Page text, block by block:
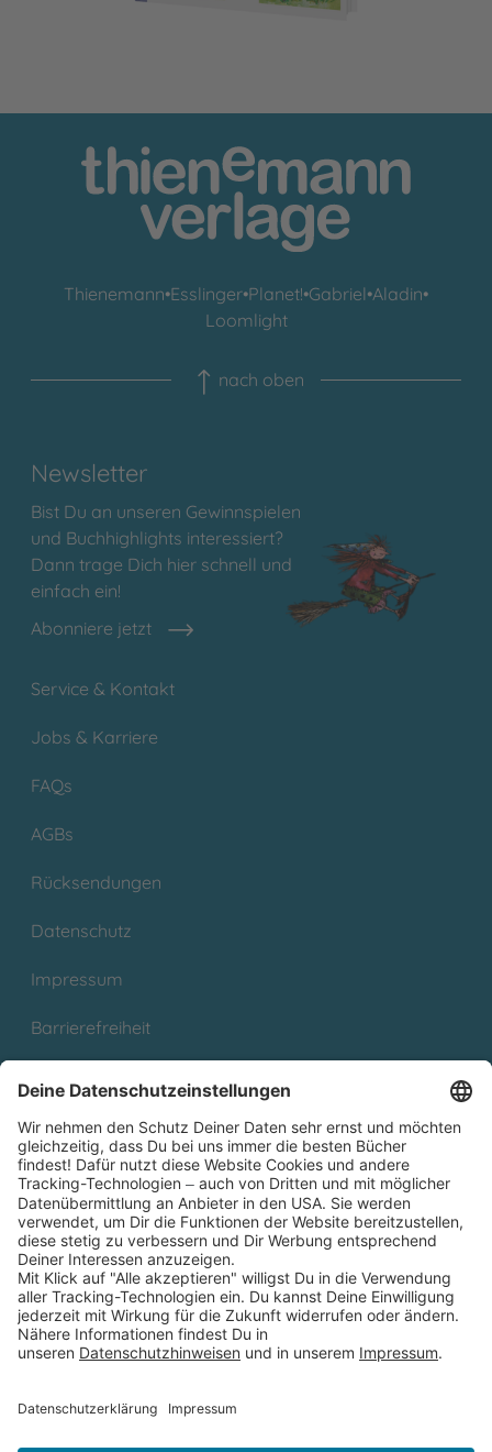
Thienemann•Esslinger•Planet!•Gabriel•Aladin•
Loomlight
nach oben
Newsletter
Bist Du an unseren Gewinnspielen
und Buchhighlights interessiert?
Dann trage Dich hier schnell und
einfach ein!
Abonniere jetzt
Service & Kontakt
Jobs & Karriere
FAQs
AGBs
Rücksendungen
Datenschutz
Impressum
Barrierefreiheit
Partnerprogramm (Affiliate)
Folge uns auf
* Versandkostenfrei ab 9,00 € Bestellwert innerhalb
Deutschlands
** Lieferzeit 1-3 Werktage innerhalb Deutschlands
Thienemann-Esslinger Verlag GmbH, Blumenstraße 36, D-70182